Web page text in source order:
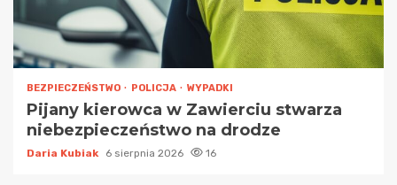
BEZPIECZEŃSTWO POLICJA WYPADKI
Pijany kierowca w Zawierciu stwarza
niebezpieczeństwo na drodze
Daria Kubiak 6 sierpnia 2026 16